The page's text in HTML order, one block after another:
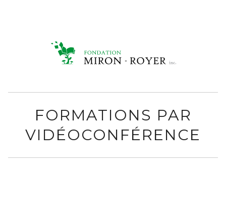
FORMATIONS PAR
VIDÉOCONFÉRENCE